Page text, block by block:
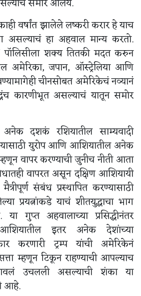
समोर आलंय.
वर्षांत झालेले लष्करी करार हे याच
असल्याचं हा अहवाल मान्य करतो.
पॉलिसीला शक्य तितकी मदत करुन
अमेरिका, जपान, ऑस्ट्रेलिया आणि
चीनसोबत अमेरिकेचं नव्यानं
कारणीभूत असल्याचं यातून समोर
अनेक दशकं रशियातील साम्यवादी
युरोप आणि आशियातील अनेक
वापर करण्याची जुनीच नीती आता
वापरत असून दक्षिण आशियायी
संबंध प्रस्थापित करण्यासाठी
प्रयत्नांकडे याचं शीतयुद्धाचा भाग
गुप्त अहवालाच्या प्रसिद्धीनंतर
इतर अनेक देशांच्या
करणारी ट्रम्प यांची अमेरिकेनं
म्हणून टिकून राहण्याची आपल्याच
उचलली असल्याची शंका या
आहे.